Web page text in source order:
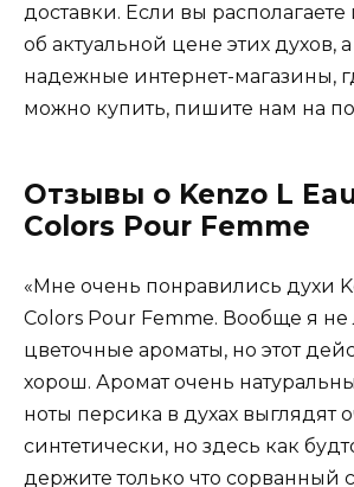
доставки. Если вы
об актуальной цене этих духов,
надежные интернет-магазины,
можно купить, пишите нам на
Отзывы о Kenzo L
Colors Pour Femme
«Мне очень понравились духи
Colors Pour Femme. Вообще я
цветочные ароматы, но этот
хорош. Аромат очень
ноты персика в духах выглядят
синтетически, но здесь как
держите только что сорванный